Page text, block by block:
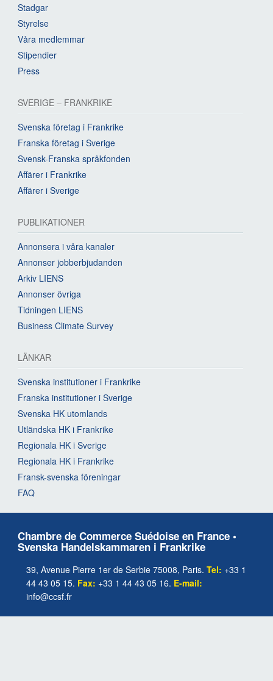
Stadgar
Styrelse
Våra medlemmar
Stipendier
Press
SVERIGE – FRANKRIKE
Svenska företag i Frankrike
Franska företag i Sverige
Svensk-Franska språkfonden
Affärer i Frankrike
Affärer i Sverige
PUBLIKATIONER
Annonsera i våra kanaler
Annonser jobberbjudanden
Arkiv LIENS
Annonser övriga
Tidningen LIENS
Business Climate Survey
LÄNKAR
Svenska institutioner i Frankrike
Franska institutioner i Sverige
Svenska HK utomlands
Utländska HK i Frankrike
Regionala HK i Sverige
Regionala HK i Frankrike
Fransk-svenska föreningar
FAQ
Chambre de Commerce Suédoise en France •
Svenska Handelskammaren i Frankrike
39, Avenue Pierre 1er de Serbie 75008, Paris. Tel: +33 1
44 43 05 15. Fax: +33 1 44 43 05 16. E-mail:
info@ccsf.fr